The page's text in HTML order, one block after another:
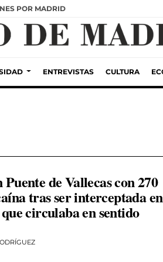
POR MADRID
ENTREVISTAS CULTURA
de Vallecas con 270
tras ser interceptada en
circulaba en sentido